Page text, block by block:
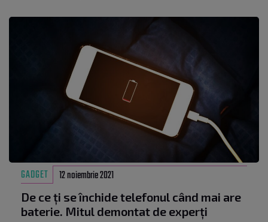
GADGET 12 noiembrie 2021
De ce ți se închide telefonul când mai are
baterie. Mitul demontat de experți